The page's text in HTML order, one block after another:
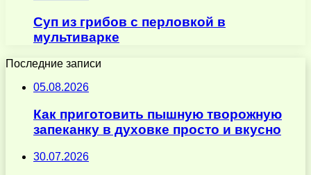
Суп из грибов с перловкой в
мультиварке
Последние записи
05.08.2026
Как приготовить пышную творожную
запеканку в духовке просто и вкусно
30.07.2026